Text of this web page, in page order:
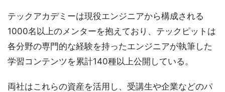
テックアカデミーは現役エンジニアから構成される
1000名以上のメンターを抱えており、テックピットは
各分野の専門的な経験を持ったエンジニアが執筆した
学習コンテンツを累計140種以上公開している。
両社はこれらの資産を活用し、受講生や企業などのパ